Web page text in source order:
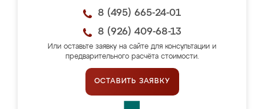
8 (495) 665-24-01
8 (926) 409-68-13
Или оставьте заявку на сайте для консультации и
предварительного расчёта стоимости.
ОСТАВИТЬ ЗАЯВКУ